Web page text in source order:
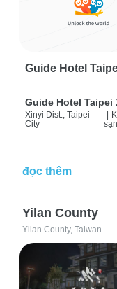
Guide Hotel
Guide Hotel Taipei
Xinyi Dist., Taipei
City
|
sạn
đọc thêm
Yilan County
Yilan County, Taiwan